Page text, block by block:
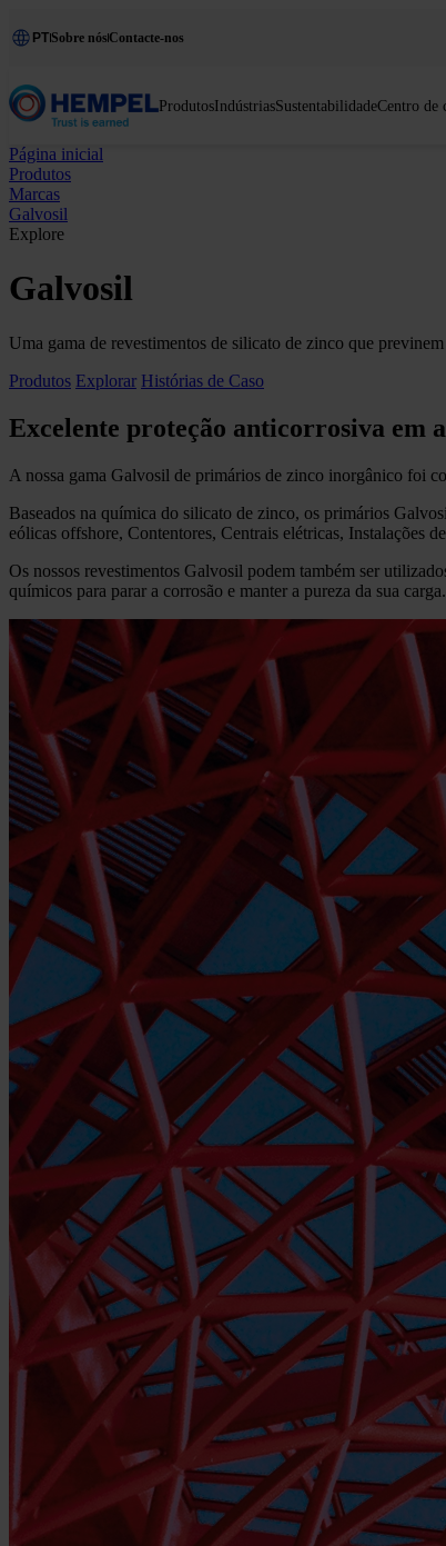
PT Sobre nósContacte-nos
ProdutosIndústriasSustentabilidadeCentro de
Página inicial
Produtos
Marcas
Galvosil
Explore
Galvosil
Uma gama de revestimentos de silicato de zinco que
Produtos Explorar Histórias de Caso
Excelente proteção anticorrosiva em
A nossa gama Galvosil de primários de zinco inorgânico foi
Baseados na química do silicato de zinco, os primários
eólicas offshore, Contentores, Centrais elétricas, Instalações
Os nossos revestimentos Galvosil podem também ser
químicos para parar a corrosão e manter a pureza da sua carga.